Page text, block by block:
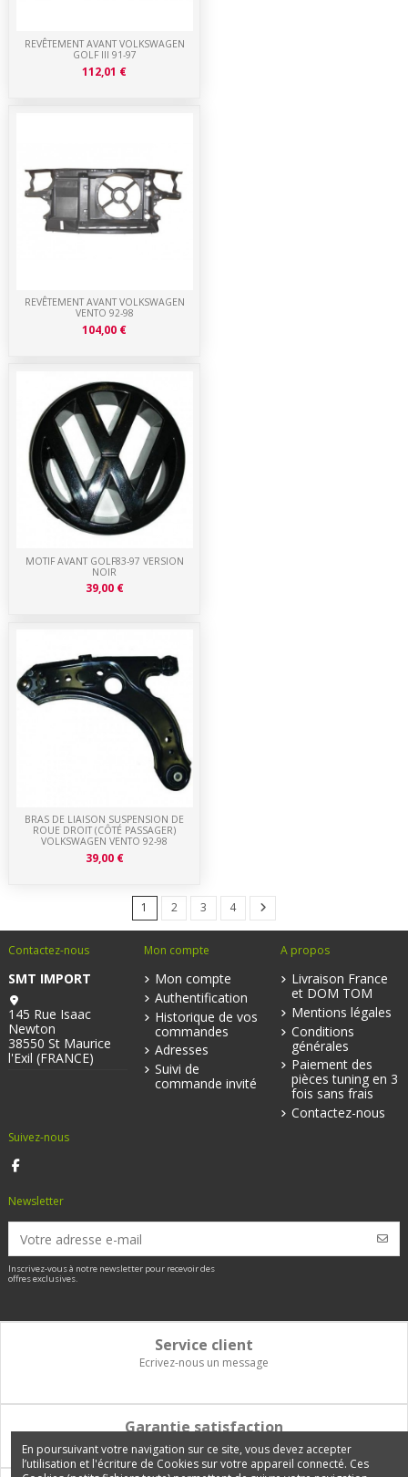
BRAS DE LIAISON SUSPENSION DE
ROUE DROIT (CÔTÉ PASSAGER)
VOLKSWAGEN VENTO 92-98
39,00 €
MOTIF AVANT GOLF83-97 VERSION
NOIR
39,00 €
REVÊTEMENT AVANT VOLKSWAGEN
VENTO 92-98
104,00 €
REVÊTEMENT AVANT VOLKSWAGEN
GOLF III 91-97
112,01 €
1 2 3 4
Contactez-nous
SMT IMPORT
145 Rue Isaac
Newton
38550 St Maurice
l'Exil (FRANCE)
Mon compte
Mon compte
Authentification
Historique de vos
commandes
Adresses
Suivi de
commande invité
A propos
Livraison France
et DOM TOM
Mentions légales
Conditions
générales
Paiement des
pièces tuning en 3
fois sans frais
Contactez-nous
Suivez-nous
Newsletter
Inscrivez-vous à notre newsletter pour recevoir des
offres exclusives.
Service client
Ecrivez-nous un message
Garantie satisfaction
Vous disposez de 14 jours pour changer d'avis et être remboursé
En poursuivant votre navigation sur ce site, vous devez accepter
l’utilisation et l'écriture de Cookies sur votre appareil connecté. Ces